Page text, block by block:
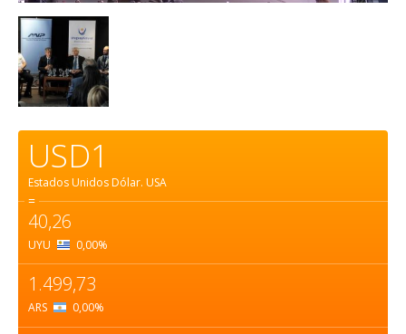
USD1
Estados Unidos Dólar. USA
=
40,26
UYU 0,00%
1.499,73
ARS 0,00%